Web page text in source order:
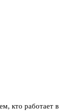
кто работает в